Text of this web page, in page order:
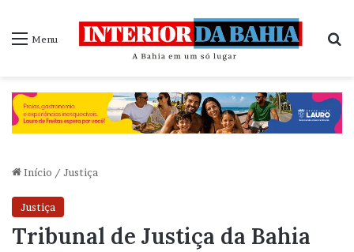
Menu
Início / Justiça
Justiça
Tribunal de Justiça da Bahia